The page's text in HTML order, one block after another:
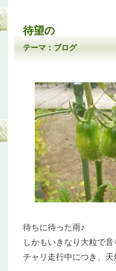
待望の
テーマ：ブログ
待ちに待った雨♪
しかもいきなり大粒で
チャリ走行中につき、